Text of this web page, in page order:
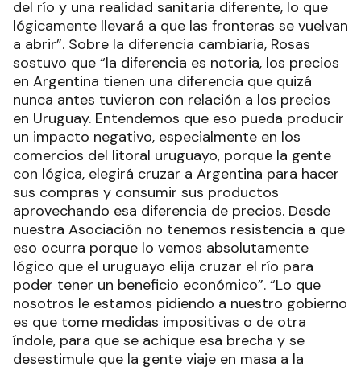
del río y una realidad sanitaria diferente, lo que
lógicamente llevará a que las fronteras se vuelvan
a abrir”. Sobre la diferencia cambiaria, Rosas
sostuvo que “la diferencia es notoria, los precios
en Argentina tienen una diferencia que quizá
nunca antes tuvieron con relación a los precios
en Uruguay. Entendemos que eso pueda producir
un impacto negativo, especialmente en los
comercios del litoral uruguayo, porque la gente
con lógica, elegirá cruzar a Argentina para hacer
sus compras y consumir sus productos
aprovechando esa diferencia de precios. Desde
nuestra Asociación no tenemos resistencia a que
eso ocurra porque lo vemos absolutamente
lógico que el uruguayo elija cruzar el río para
poder tener un beneficio económico”. “Lo que
nosotros le estamos pidiendo a nuestro gobierno
es que tome medidas impositivas o de otra
índole, para que se achique esa brecha y se
desestimule que la gente viaje en masa a la